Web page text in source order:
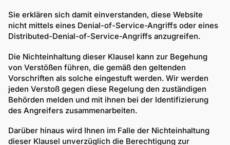
Sie erklären sich damit einverstanden, diese Website
nicht mittels eines Denial-of-Service-Angriffs oder eines
Distributed-Denial-of-Service-Angriffs anzugreifen.
Die Nichteinhaltung dieser Klausel kann zur Begehung
von Verstößen führen, die gemäß den geltenden
Vorschriften als solche eingestuft werden. Wir werden
jeden Verstoß gegen diese Regelung den zuständigen
Behörden melden und mit ihnen bei der Identifizierung
des Angreifers zusammenarbeiten.
Darüber hinaus wird Ihnen im Falle der Nichteinhaltung
dieser Klausel unverzüglich die Berechtigung zur